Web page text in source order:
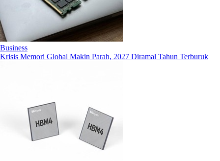
Business
Krisis Memori Global Makin Parah, 2027 Diramal Tahun Terburuk